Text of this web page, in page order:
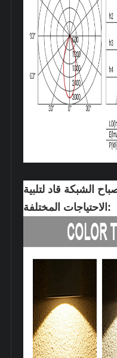
الشبكة قاد لتلبية
الاحتياجات المختلفة: